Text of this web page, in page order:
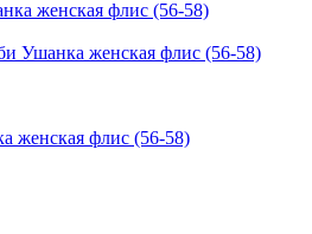
Ушанка женская флис (56-58)
женская флис (56-58)